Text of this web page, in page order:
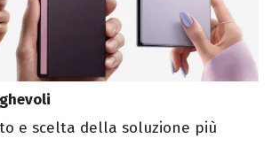
e scelta della soluzione più